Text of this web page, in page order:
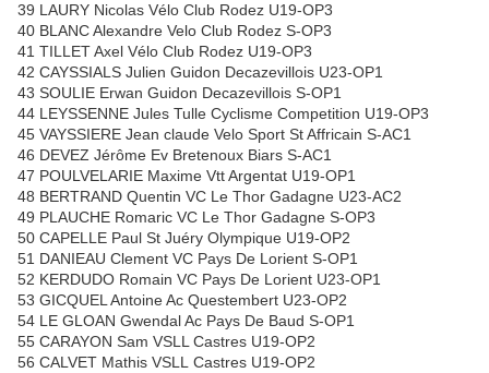
39 LAURY Nicolas Vélo Club Rodez U19-OP3
40 BLANC Alexandre Velo Club Rodez S-OP3
41 TILLET Axel Vélo Club Rodez U19-OP3
42 CAYSSIALS Julien Guidon Decazevillois U23-OP1
43 SOULIE Erwan Guidon Decazevillois S-OP1
44 LEYSSENNE Jules Tulle Cyclisme Competition U19-OP3
45 VAYSSIERE Jean claude Velo Sport St Affricain S-AC1
46 DEVEZ Jérôme Ev Bretenoux Biars S-AC1
47 POULVELARIE Maxime Vtt Argentat U19-OP1
48 BERTRAND Quentin VC Le Thor Gadagne U23-AC2
49 PLAUCHE Romaric VC Le Thor Gadagne S-OP3
50 CAPELLE Paul St Juéry Olympique U19-OP2
51 DANIEAU Clement VC Pays De Lorient S-OP1
52 KERDUDO Romain VC Pays De Lorient U23-OP1
53 GICQUEL Antoine Ac Questembert U23-OP2
54 LE GLOAN Gwendal Ac Pays De Baud S-OP1
55 CARAYON Sam VSLL Castres U19-OP2
56 CALVET Mathis VSLL Castres U19-OP2